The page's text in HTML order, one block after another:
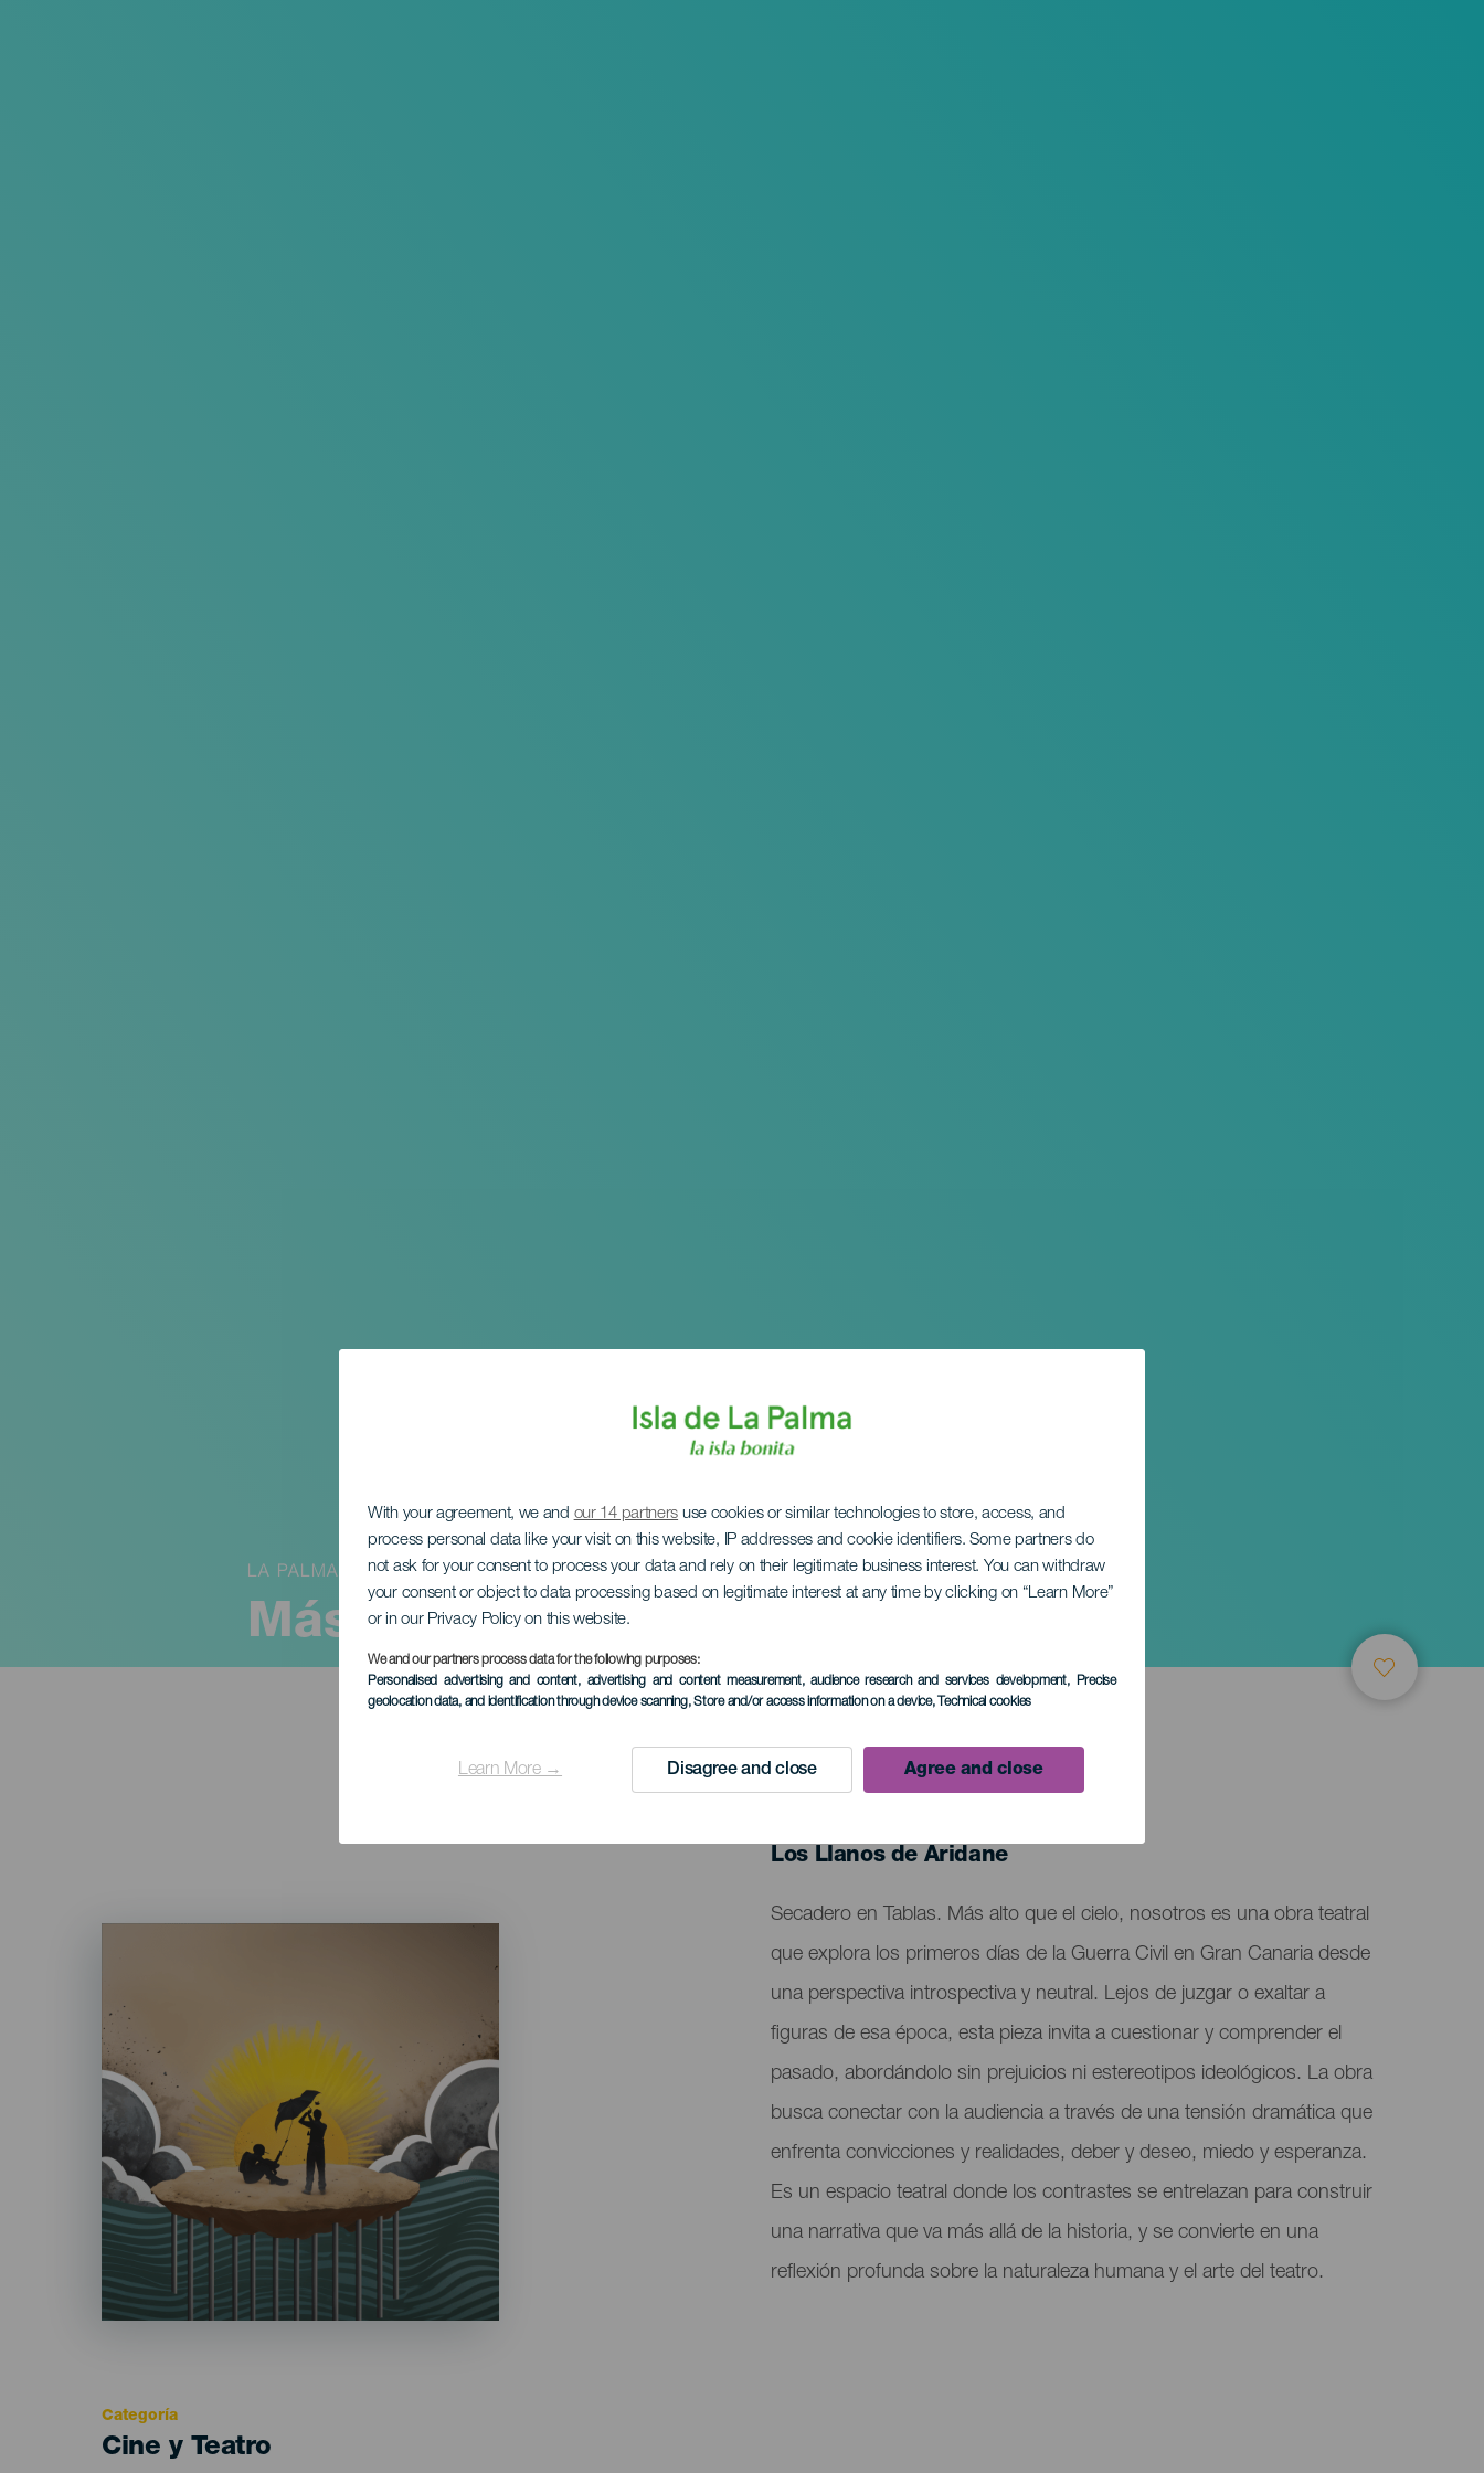
With your agreement, we and our 14 partners use cookies or similar technologies to store, access, and
process personal data like your visit on this website, IP addresses and cookie identifiers. Some partners do
not ask for your consent to process your data and rely on their legitimate business interest. You can withdraw
your consent or object to data processing based on legitimate interest at any time by clicking on “Learn More”
or in our Privacy Policy on this website.
We and our partners process data for the following purposes:
Personalised advertising and content, advertising and content measurement, audience research and services development, Precise
geolocation data, and identification through device scanning, Store and/or access information on a device, Technical cookies
Learn More → Disagree and close Agree and close
Más alto que el cielo, nosotros
LA PALMA
EVENTO PASADO
Localidad
Los Llanos de Aridane
Descripción
del
evento
Secadero en Tablas. Más alto que el cielo, nosotros es una obra teatral
que explora los primeros días de la Guerra Civil en Gran Canaria desde
una perspectiva introspectiva y neutral. Lejos de juzgar o exaltar a
figuras de esa época, esta pieza invita a cuestionar y comprender el
pasado, abordándolo sin prejuicios ni estereotipos ideológicos. La obra
busca conectar con la audiencia a través de una tensión dramática que
enfrenta convicciones y realidades, deber y deseo, miedo y esperanza.
Es un espacio teatral donde los contrastes se entrelazan para construir
una narrativa que va más allá de la historia, y se convierte en una
reflexión profunda sobre la naturaleza humana y el arte del teatro.
Categoría
Categoría
Cine y Teatro